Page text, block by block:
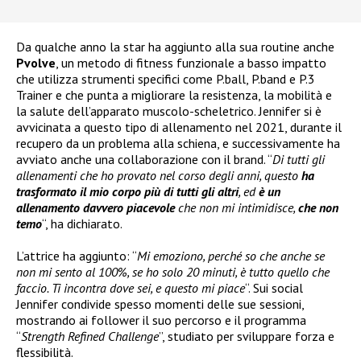
Da qualche anno la star ha aggiunto alla sua routine anche
Pvolve , un metodo di fitness funzionale a basso impatto
che utilizza strumenti specifici come P.ball, P.band e P.3
Trainer e che punta a migliorare la resistenza, la mobilità e
la salute dell’apparato muscolo-scheletrico. Jennifer si è
avvicinata a questo tipo di allenamento nel 2021, durante il
recupero da un problema alla schiena, e successivamente ha
avviato anche una collaborazione con il brand. “Di tutti gli
allenamenti che ho provato nel corso degli anni, questo ha
trasformato il mio corpo più di tutti gli altri, edè un
allenamento davvero piacevoleche non mi intimidisce, che non
temo“, ha dichiarato.
L’attrice ha aggiunto: “Mi emoziono, perché so che anche se
non mi sento al 100%, se ho solo 20 minuti, è tutto quello che
faccio. Ti incontra dove sei, e questo mi piace“. Sui social
Jennifer condivide spesso momenti delle sue sessioni,
mostrando ai follower il suo percorso e il programma
“Strength Refined Challenge”, studiato per sviluppare forza e
flessibilità.